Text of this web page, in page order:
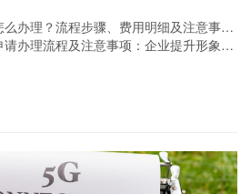
理？流程步骤、费用明细及注意事项全解析
理流程及注意事项：企业提升形象必看指南